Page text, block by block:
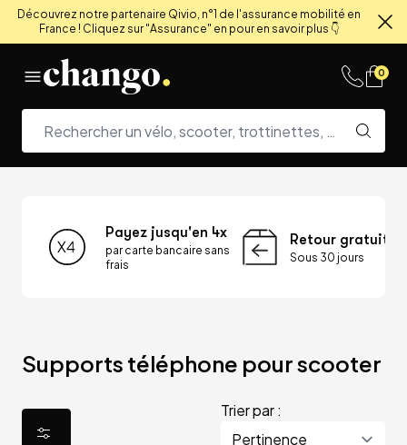
Découvrez notre partenaire Qivio, n°1 de l'assurance mobilité en
France ! Cliquez sur "Assurance" en pour en savoir plus 👇
0
Payez jusqu'en 4x
par carte bancaire sans
frais
Retour gratuit
Sous 30 jours
Supports téléphone pour scooter
Trier par :